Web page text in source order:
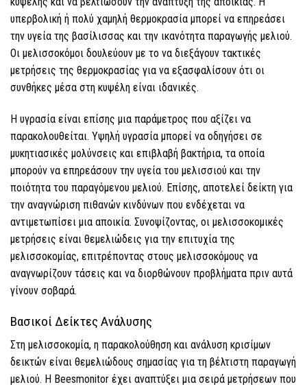
υπερβολική ή πολύ χαμηλή θερμοκρασία μπορεί να επηρεάσει
την υγεία της βασίλισσας και την ικανότητα παραγωγής μελιού.
Οι μελισσοκόμοι δουλεύουν με το να διεξάγουν τακτικές
μετρήσεις της θερμοκρασίας για να εξασφαλίσουν ότι οι
συνθήκες μέσα στη κυψέλη είναι ιδανικές.
Η υγρασία είναι επίσης μια παράμετρος που αξίζει να
παρακολουθείται. Υψηλή υγρασία μπορεί να οδηγήσει σε
μυκητιασικές μολύνσεις και επιβλαβή βακτήρια, τα οποία
μπορούν να επηρεάσουν την υγεία του μελισσιού και την
ποιότητα του παραγόμενου μελιού. Επίσης, αποτελεί δείκτη για
την αναγνώριση πιθανών κινδύνων που ενδέχεται να
αντιμετωπίσει μια αποικία. Συνοψίζοντας, οι μελισσοκομικές
μετρήσεις είναι θεμελιώδεις για την επιτυχία της
μελισσοκομίας, επιτρέποντας στους μελισσοκόμους να
αναγνωρίζουν τάσεις και να διορθώνουν προβλήματα πριν αυτά
γίνουν σοβαρά.
Βασικοί Δείκτες Ανάλυσης
Στη μελισσοκομία, η παρακολούθηση και ανάλυση κρισίμων
δεικτών είναι θεμελιώδους σημασίας για τη βέλτιστη παραγωγή
μελιού. Η Beesmonitor έχει αναπτύξει μια σειρά μετρήσεων που